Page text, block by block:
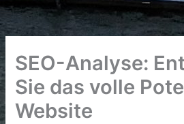
SEO-Analyse:
Sie das volle
Website